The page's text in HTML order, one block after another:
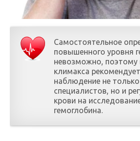
Самостоятельное
повышенного уровня
невозможно, поэтому
климакса
наблюдение не только
специалистов, но и
крови на
гемоглобина.